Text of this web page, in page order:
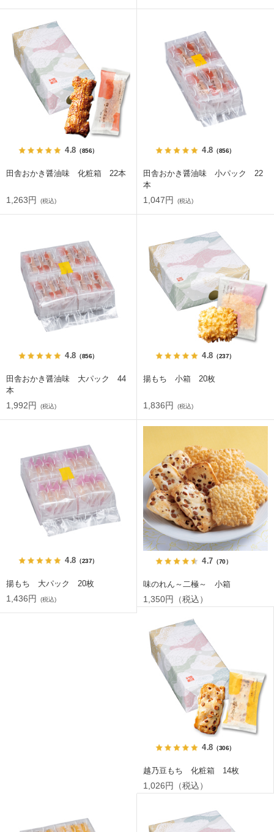
4.8（856）
田舎おかき醤油味 化粧箱 22本
1,263円 (税込)
4.8 （856）
田舎おかき醤油味 小パック 22
本
1,047円 (税込)
4.8（856）
田舎おかき醤油味 大パック 44
本
1,992円 (税込)
4.8 （237）
揚もち 小箱 20枚
1,836円 (税込)
4.8（237）
揚もち 大パック 20枚
1,436円 (税込)
4.7 （70）
味のれん～二極～ 小箱
1,350円（税込）
4.8（306）
越乃豆もち 化粧箱 14枚
1,026円（税込）